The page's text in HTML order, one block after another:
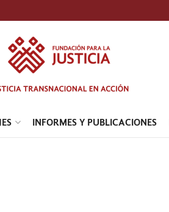
INFORMES Y PUBLICACIONES